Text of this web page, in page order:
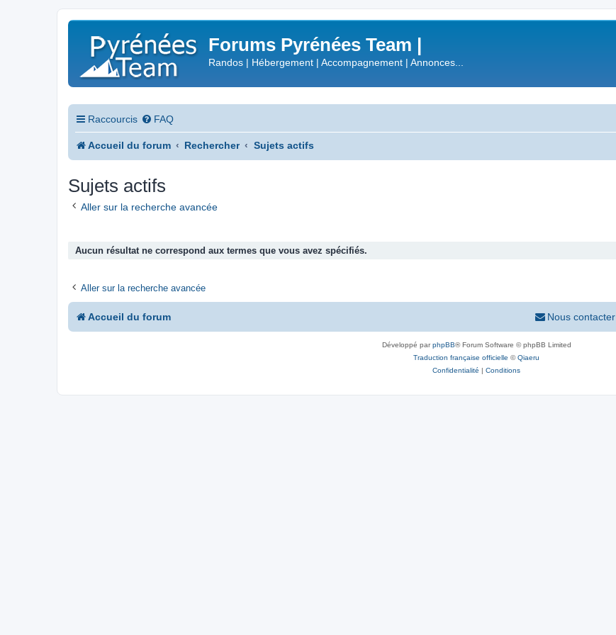
Forums Pyrénées Team |
Randos | Hébergement | Accompagnement | Annonces...
Raccourcis FAQ
Accueil du forum Rechercher Sujets actifs
Sujets actifs
Aller sur la recherche avancée
Aucun résultat ne correspond aux termes que vous avez spécifiés.
Aller sur la recherche avancée
Accueil du forum Nous contacter
Développé parphpBB® Forum Software © phpBB Limited
Traduction française officielle ©Qiaeru
Confidentialité | Conditions